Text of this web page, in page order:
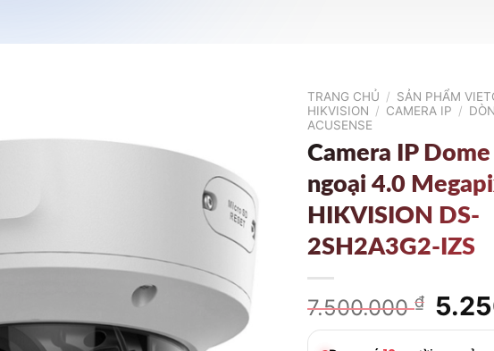
TRANG CHỦ / SẢN PHẨM
HIKVISION / CAMERA IP /
ACUSENSE
Camera IP
ngoại 4.0
HIKVISION DS-
2SH2A3G2-IZS
7.500.000₫
Giá
gốc